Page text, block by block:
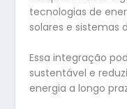
tecnologias de
solares e sistemas
Essa integração
sustentável e
energia a longo